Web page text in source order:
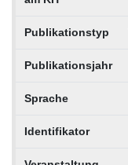
Publikationstyp
Publikationsjahr
Sprache
Identifikator